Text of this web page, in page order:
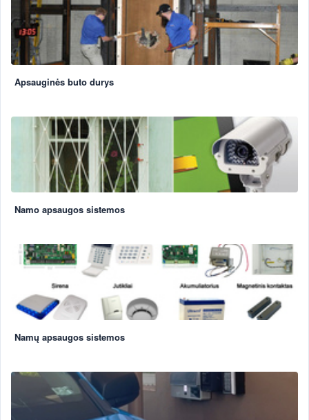
Apsauginės buto durys
Namo apsaugos sistemos
Namų apsaugos sistemos